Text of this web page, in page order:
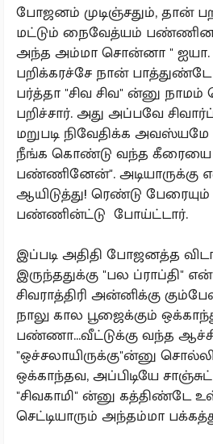
போஜனம் முடிஞ்சதும், தான்
மட்டும் நைவேத்யம்
அந்த அம்மா சொன்னா "
பறிக்கரச்சே நான்
பர்த்தா "சிவ சிவ" ன்னு
பறிச்சார். அது அப்பவே
மறுபடி நிவேதிக்க
நீங்க கொண்டு வந்த கீரையை
பண்ணினேன்". அடியாருக்கு
ஆயிடுத்து! ரெண்டு
பண்ணின்ட்டு போய்ட்டார்.
இப்படி அதிதி போஜனத்த
இருந்ததுக்கு "பல ப்ராப்தி"
சிவராத்திரி அன்னிக்கு
நாலு கால பூஜைக்கும்
பண்ணா...வீட்டுக்கு வந்த
"ஒச்சலாயிருக்கு"ன்னு
ஒக்காந்தவ, அப்பிடியே
"சிவகாமி" ன்னு
செட்டியாரும் அந்தம்மா